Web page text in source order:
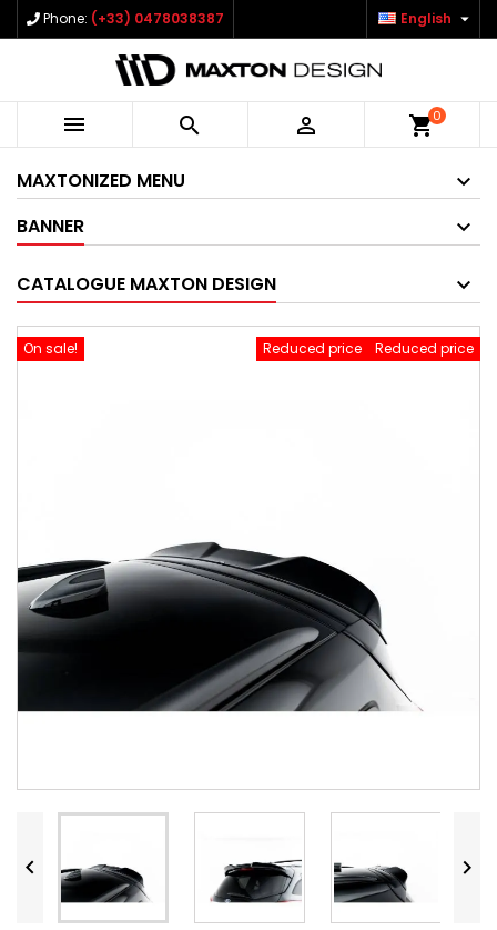
Phone: (+33) 0478038387 English 
   shopping_cart0
MAXTONIZED MENU
BANNER
CATALOGUE MAXTON DESIGN
On sale! Reduced price
Reduced price
 